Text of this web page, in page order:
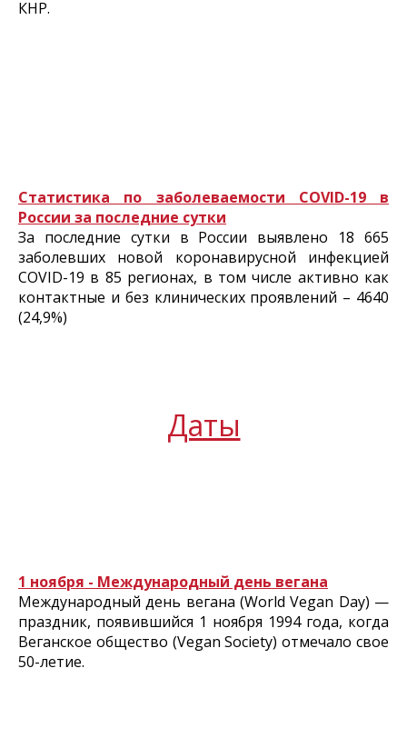
КНР.
Статистика по заболеваемости COVID-19 в
России за последние сутки
За последние сутки в России выявлено 18 665
заболевших новой коронавирусной инфекцией
COVID-19 в 85 регионах, в том числе активно как
контактные и без клинических проявлений – 4640
(24,9%)
Даты
1 ноября - Международный день вегана
Международный день вегана (World Vegan Day) —
праздник, появившийся 1 ноября 1994 года, когда
Веганское общество (Vegan Society) отмечало свое
50-летие.